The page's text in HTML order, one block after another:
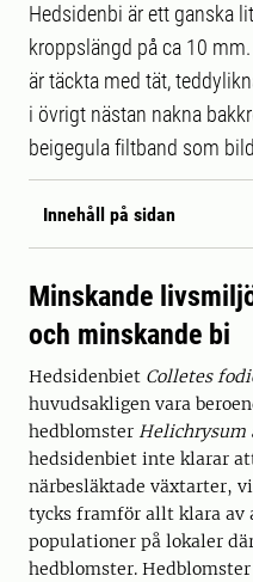
Hedsidenbi är ett ganska
kroppslängd på ca 10
är täckta med tät,
i övrigt nästan nakna
beigegula filtband som
Innehåll på sidan
Minskande
och minskande bi
Hedsidenbiet Colletes
huvudsakligen vara
hedblomster Helichrysum
hedsidenbiet inte klarar
närbesläktade växtarter,
tycks framför allt klara av
populationer på lokaler
hedblomster.